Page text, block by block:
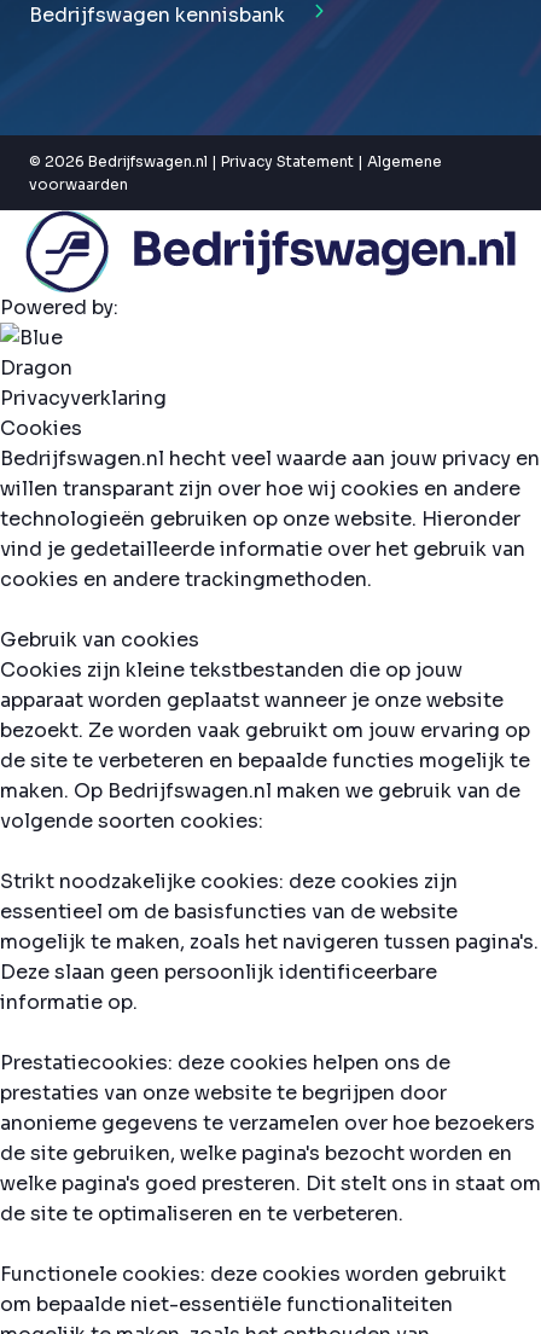
Bedrijfswagen kennisbank
© 2026 Bedrijfswagen.nl | Privacy Statement | Algemene
voorwaarden
Powered by:
Privacyverklaring
Cookies
Bedrijfswagen.nl hecht veel waarde aan jouw privacy en
willen transparant zijn over hoe wij cookies en andere
technologieën gebruiken op onze website. Hieronder
vind je gedetailleerde informatie over het gebruik van
cookies en andere trackingmethoden.
Gebruik van cookies
Cookies zijn kleine tekstbestanden die op jouw
apparaat worden geplaatst wanneer je onze website
bezoekt. Ze worden vaak gebruikt om jouw ervaring op
de site te verbeteren en bepaalde functies mogelijk te
maken. Op Bedrijfswagen.nl maken we gebruik van de
volgende soorten cookies:
Strikt noodzakelijke cookies: deze cookies zijn
essentieel om de basisfuncties van de website
mogelijk te maken, zoals het navigeren tussen pagina's.
Deze slaan geen persoonlijk identificeerbare
informatie op.
Prestatiecookies: deze cookies helpen ons de
prestaties van onze website te begrijpen door
anonieme gegevens te verzamelen over hoe bezoekers
de site gebruiken, welke pagina's bezocht worden en
welke pagina's goed presteren. Dit stelt ons in staat om
de site te optimaliseren en te verbeteren.
Functionele cookies: deze cookies worden gebruikt
om bepaalde niet-essentiële functionaliteiten